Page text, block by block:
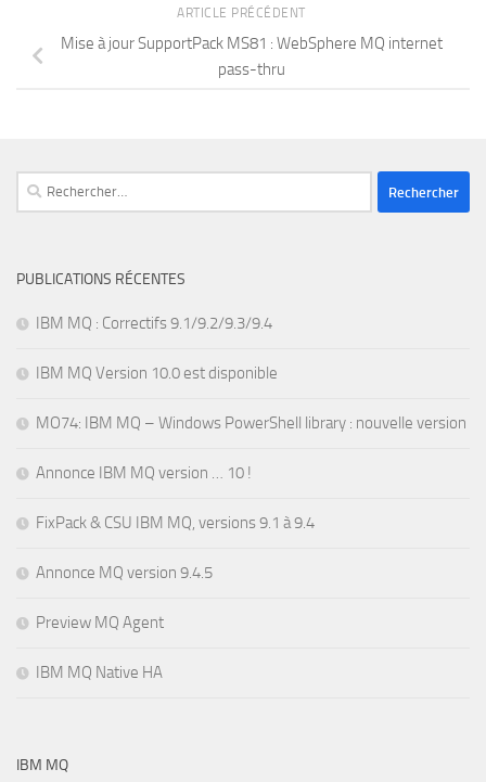
ARTICLE PRÉCÉDENT
Mise à jour SupportPack MS81 : WebSphere MQ internet
pass-thru
Rechercher :
PUBLICATIONS RÉCENTES
IBM MQ : Correctifs 9.1/9.2/9.3/9.4
IBM MQ Version 10.0 est disponible
MO74: IBM MQ – Windows PowerShell library : nouvelle version
Annonce IBM MQ version … 10 !
FixPack & CSU IBM MQ, versions 9.1 à 9.4
Annonce MQ version 9.4.5
Preview MQ Agent
IBM MQ Native HA
IBM MQ